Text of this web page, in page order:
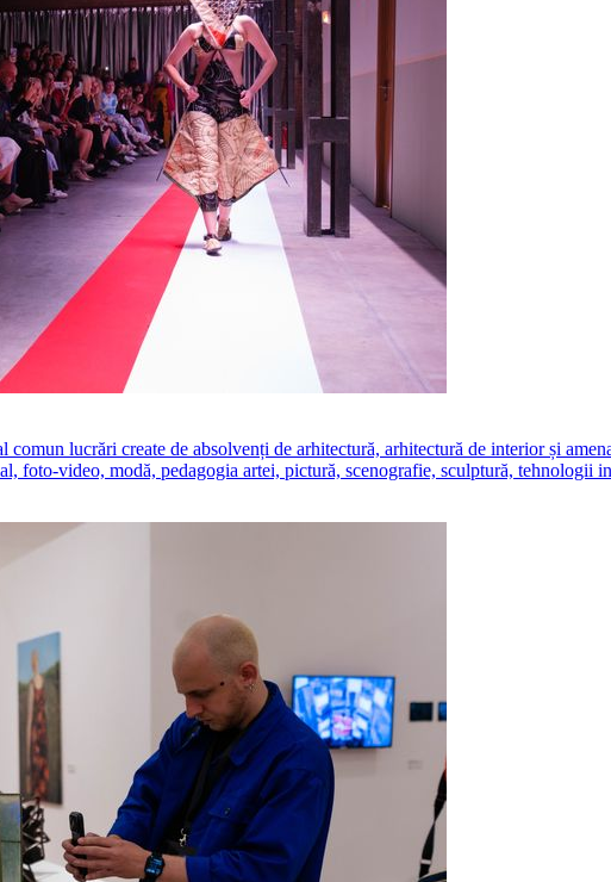
lucrări create de absolvenți de arhitectură, arhitectură de interior și
foto-video, modă, pedagogia artei, pictură, scenografie, sculptură, tehnologii